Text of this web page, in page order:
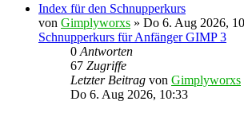
Index für den Schnupperkurs
von Gimplyworxs » Do 6. Aug 2026,
Schnupperkurs für Anfänger GIMP 3
0 Antworten
67 Zugriffe
Letzter Beitrag von Gimplyworxs
Do 6. Aug 2026, 10:33